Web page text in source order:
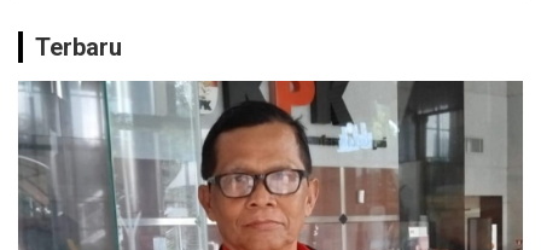
Terbaru